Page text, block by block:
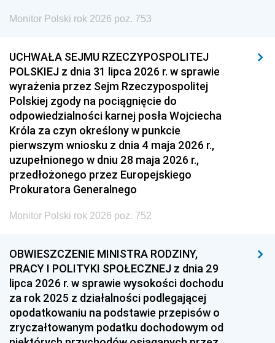
Monitor Polski rok 2026 poz. 753
UCHWAŁA SEJMU RZECZYPOSPOLITEJ
POLSKIEJ z dnia 31 lipca 2026 r. w sprawie
wyrażenia przez Sejm Rzeczypospolitej
Polskiej zgody na pociągnięcie do
odpowiedzialności karnej posła Wojciecha
Króla za czyn określony w punkcie
pierwszym wniosku z dnia 4 maja 2026 r.,
uzupełnionego w dniu 28 maja 2026 r.,
przedłożonego przez Europejskiego
Prokuratora Generalnego
Monitor Polski rok 2026 poz. 752
OBWIESZCZENIE MINISTRA RODZINY,
PRACY I POLITYKI SPOŁECZNEJ z dnia 29
lipca 2026 r. w sprawie wysokości dochodu
za rok 2025 z działalności podlegającej
opodatkowaniu na podstawie przepisów o
zryczałtowanym podatku dochodowym od